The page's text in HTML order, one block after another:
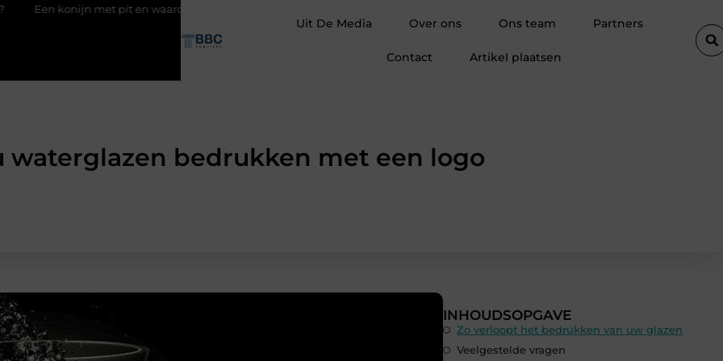
met pit en waarom RaBBiT verrast
Uit De Media Over ons Ons team Partners
Contact Artikel plaatsen
waterglazen bedrukken met een logo
INHOUDSOPGAVE
Zo verloopt het bedrukken van uw glazen
Veelgestelde vragen